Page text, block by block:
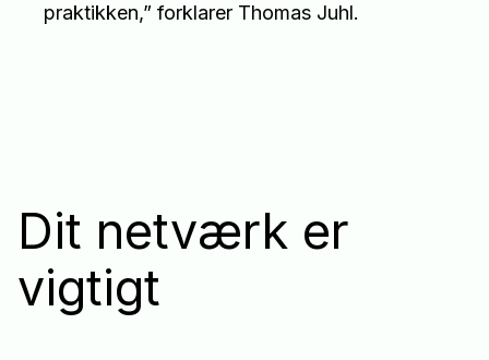
praktikken,” forklarer Thomas Juhl.
Dit netværk er
vigtigt